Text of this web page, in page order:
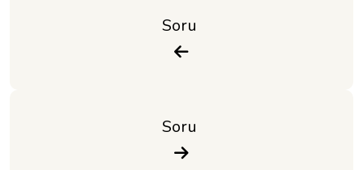
Soru
Soru